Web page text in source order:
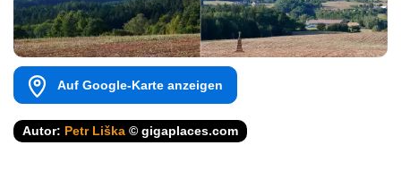
Auf Google-Karte anzeigen
Autor: Petr Liška © gigaplaces.com